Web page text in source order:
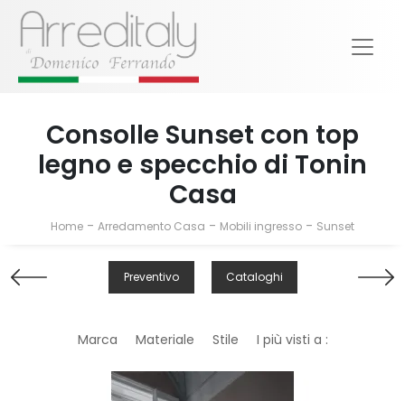
Consolle Sunset con top
legno e specchio di Tonin
Casa
Home - Arredamento Casa - Mobili ingresso - Sunset
Preventivo Cataloghi
Marca Materiale Stile I più visti a :